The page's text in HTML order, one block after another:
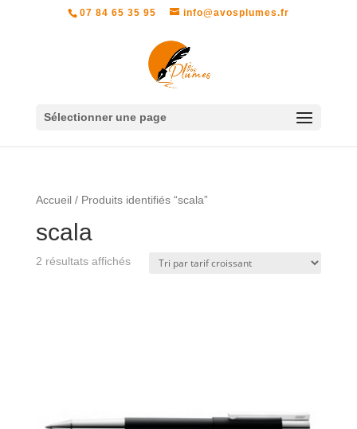
07 84 65 35 95 info@avosplumes.fr
Sélectionner une page
Accueil/ Produits identifiés “scala”
scala
2 résultats affichésTrié